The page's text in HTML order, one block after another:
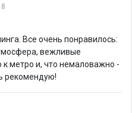
Все очень понравилось:
вежливые
метро и, что немаловажно -
рекомендую!